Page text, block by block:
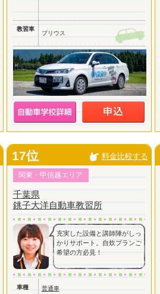
教習車
プリウス
17位 料金比較する
関東・甲信越エリア
千葉県
銚子大洋自動車教習所
充実した設備と講師陣がしっ
かりサポート。自炊プランご
希望の方必見！
車種 普通車